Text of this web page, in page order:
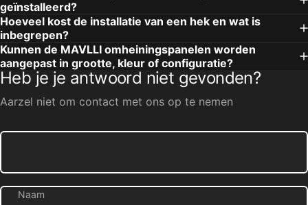
geïnstalleerd?
Hoeveel kost de installatie van een hek en wat is
inbegrepen?
Kunnen de MAVLLI omheiningspanelen worden
aangepast in grootte, kleur of configuratie?
Heb je je antwoord niet gevonden?
Aarzel niet om contact met ons op te nemen
Naam